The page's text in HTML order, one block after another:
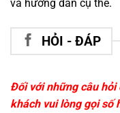
và hướng dẫn cụ thể.
HỎI - ĐÁP
Đối với những câu hỏi
khách vui lòng gọi số